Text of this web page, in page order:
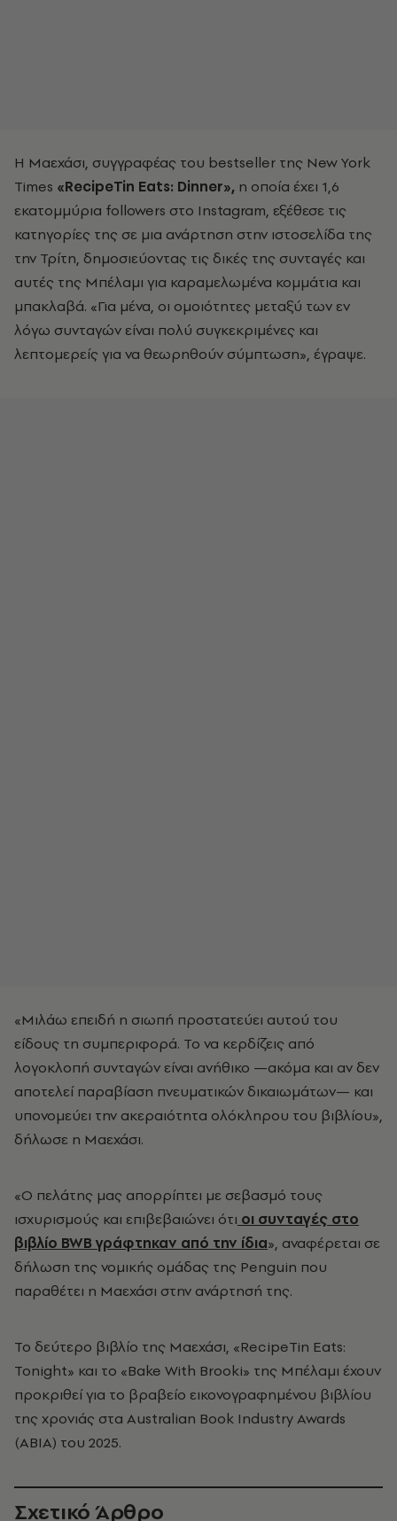
Η Μαεχάσι, συγγραφέας του bestseller της New York
Times «RecipeTin Eats: Dinner», η οποία έχει 1,6
εκατομμύρια followers στο Instagram, εξέθεσε τις
κατηγορίες της σε μια ανάρτηση στην ιστοσελίδα της
την Τρίτη, δημοσιεύοντας τις δικές της συνταγές και
αυτές της Μπέλαμι για καραμελωμένα κομμάτια και
μπακλαβά. «Για μένα, οι ομοιότητες μεταξύ των εν
λόγω συνταγών είναι πολύ συγκεκριμένες και
λεπτομερείς για να θεωρηθούν σύμπτωση», έγραψε.
«Μιλάω επειδή η σιωπή προστατεύει αυτού του
είδους τη συμπεριφορά. Το να κερδίζεις από
λογοκλοπή συνταγών είναι ανήθικο —ακόμα και αν δεν
αποτελεί παραβίαση πνευματικών δικαιωμάτων— και
υπονομεύει την ακεραιότητα ολόκληρου του βιβλίου»,
δήλωσε η Μαεχάσι.
«Ο πελάτης μας απορρίπτει με σεβασμό τους
ισχυρισμούς και επιβεβαιώνει ότι οι συνταγές στο
βιβλίο BWB γράφτηκαν από την ίδια», αναφέρεται σε
δήλωση της νομικής ομάδας της Penguin που
παραθέτει η Μαεχάσι στην ανάρτησή της.
Το δεύτερο βιβλίο της Μαεχάσι, «RecipeTin Eats:
Tonight» και το «Bake With Brooki» της Μπέλαμι έχουν
προκριθεί για το βραβείο εικονογραφημένου βιβλίου
της χρονιάς στα Australian Book Industry Awards
(ABIA) του 2025.
Σχετικό Άρθρο